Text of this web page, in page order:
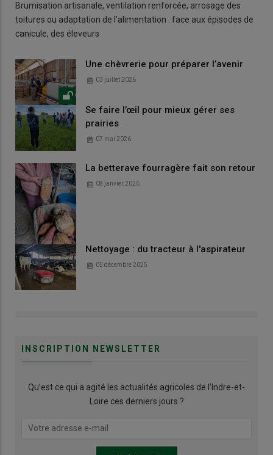
Brumisation artisanale, ventilation renforcée, arrosage des
toitures ou adaptation de l'alimentation : face aux épisodes de
canicule, des éleveurs
Une chèvrerie pour préparer l’avenir
03 juillet 2026
Se faire l’œil pour mieux gérer ses
prairies
07 mai 2026
La betterave fourragère fait son retour
08 janvier 2026
Nettoyage : du tracteur à l'aspirateur
05 décembre 2025
INSCRIPTION NEWSLETTER
Qu’est ce qui a agité les actualités agricoles de l'Indre-et-
Loire ces derniers jours ?